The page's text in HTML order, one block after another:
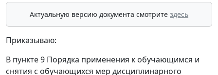
Актуальную версию документа смотрите здесь
Приказываю:
В пункте 9 Порядка применения к обучающимся и
снятия с обучающихся мер дисциплинарного